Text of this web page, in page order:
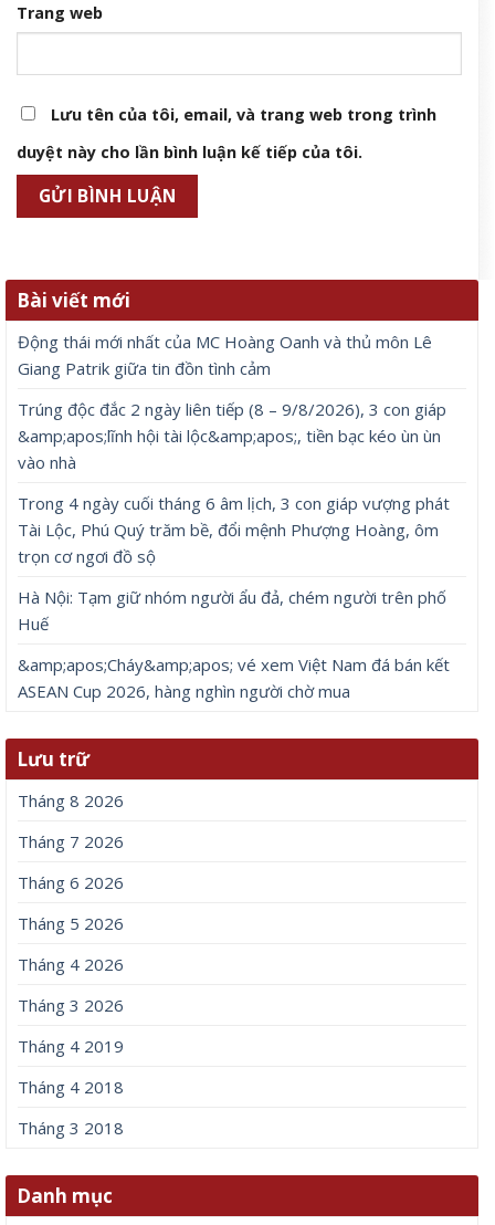
Trang web
Lưu tên của tôi, email, và trang web trong trình
duyệt này cho lần bình luận kế tiếp của tôi.
Bài viết mới
Động thái mới nhất của MC Hoàng Oanh và thủ môn Lê
Giang Patrik giữa tin đồn tình cảm
Trúng độc đắc 2 ngày liên tiếp (8 – 9/8/2026), 3 con giáp
&amp;apos;lĩnh hội tài lộc&amp;apos;, tiền bạc kéo ùn ùn
vào nhà
Trong 4 ngày cuối tháng 6 âm lịch, 3 con giáp vượng phát
Tài Lộc, Phú Quý trăm bề, đổi mệnh Phượng Hoàng, ôm
trọn cơ ngơi đồ sộ
Hà Nội: Tạm giữ nhóm người ẩu đả, chém người trên phố
Huế
&amp;apos;Cháy&amp;apos; vé xem Việt Nam đá bán kết
ASEAN Cup 2026, hàng nghìn người chờ mua
Lưu trữ
Tháng 8 2026
Tháng 7 2026
Tháng 6 2026
Tháng 5 2026
Tháng 4 2026
Tháng 3 2026
Tháng 4 2019
Tháng 4 2018
Tháng 3 2018
Danh mục